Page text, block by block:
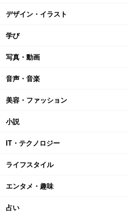
デザイン・イラスト
学び
写真・動画
音声・音楽
美容・ファッション
小説
IT・テクノロジー
ライフスタイル
エンタメ・趣味
占い